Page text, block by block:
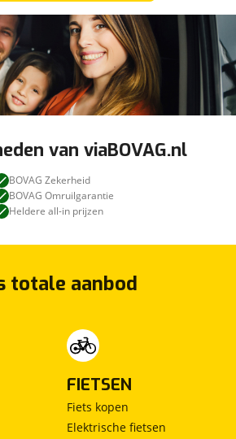
van viaBOVAG.nl
BOVAG Zekerheid
BOVAG Omruilgarantie
Heldere all-in prijzen
totale aanbod
FIETSEN
Fiets kopen
Elektrische fietsen